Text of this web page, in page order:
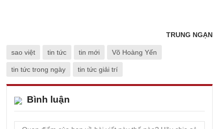
TRUNG NGẠN
sao việt tin tức tin mới Võ Hoàng Yến
tin tức trong ngày tin tức giải trí
Bình luận